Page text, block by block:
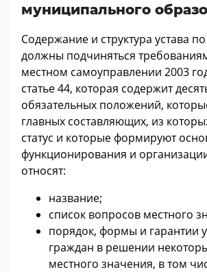
муниципального
Содержание и структура устава
должны подчиняться
местном самоуправлении 2003
статье 44, которая содержит
обязательных положений,
главных составляющих, из
статус и которые формируют
функционирования и
относят:
название;
список вопросов местного
порядок, формы и гарантии
граждан в решении
местного значения, в том